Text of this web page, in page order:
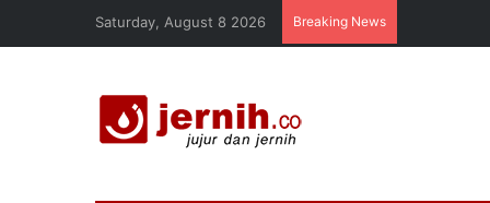
Saturday, August 8 2026 Breaking News